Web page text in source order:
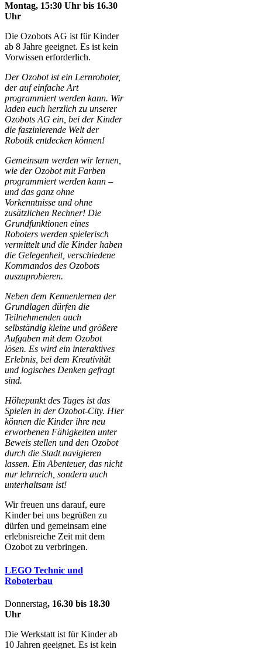
Montag, 15:30 Uhr bis 16.30
Uhr
Die Ozobots AG ist für Kinder
ab 8 Jahre geeignet. Es ist kein
Vorwissen erforderlich.
Der Ozobot ist ein Lernroboter,
der auf einfache Art
programmiert werden kann. Wir
laden euch herzlich zu unserer
Ozobots AG ein, bei der Kinder
die faszinierende Welt der
Robotik entdecken können!
Gemeinsam werden wir lernen,
wie der Ozobot mit Farben
programmiert werden kann –
und das ganz ohne
Vorkenntnisse und ohne
zusätzlichen Rechner! Die
Grundfunktionen eines
Roboters werden spielerisch
vermittelt und die Kinder haben
die Gelegenheit, verschiedene
Kommandos des Ozobots
auszuprobieren.
Neben dem Kennenlernen der
Grundlagen dürfen die
Teilnehmenden auch
selbständig kleine und größere
Aufgaben mit dem Ozobot
lösen. Es wird ein interaktives
Erlebnis, bei dem Kreativität
und logisches Denken gefragt
sind.
Höhepunkt des Tages ist das
Spielen in der Ozobot-City. Hier
können die Kinder ihre neu
erworbenen Fähigkeiten unter
Beweis stellen und den Ozobot
durch die Stadt navigieren
lassen. Ein Abenteuer, das nicht
nur lehrreich, sondern auch
unterhaltsam ist!
Wir freuen uns darauf, eure
Kinder bei uns begrüßen zu
dürfen und gemeinsam eine
erlebnisreiche Zeit mit dem
Ozobot zu verbringen.
LEGO Technic und
Roboterbau
Donnerstag, 16.30 bis 18.30
Uhr
Die Werkstatt ist für Kinder ab
10 Jahren geeignet. Es ist kein